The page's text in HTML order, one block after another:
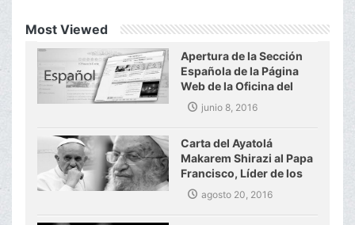
Most Viewed
Apertura de la Sección
Española de la Página
Web de la Oficina del
Gran Ayatolá Makarem
Shirazi
junio 8, 2016
Carta del Ayatolá
Makarem Shirazi al Papa
Francisco, Líder de los
Católicos del mundo
agosto 20, 2016